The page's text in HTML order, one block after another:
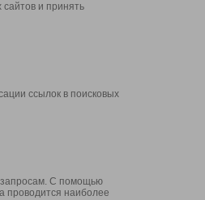
и принять
ссылок в поисковых
запросам. С помощью
проводится наиболее